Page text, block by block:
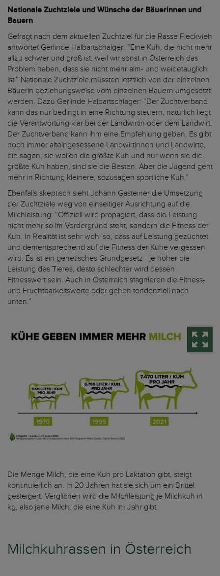
Nationale Zuchtziele und Wünsche der Bäuerinnen und
Bauern
Gefragt nach dem aktuellen Zuchtziel für die Rasse Fleckvieh
antwortet Gerlinde Halbartschalger: ”Eine Kuh, die nicht mehr
allzu schwer und groß ist, weil wir sonst in Österreich das
Problem haben, dass sie nicht mehr alm- und weidetauglich
ist.” Nationale Zuchtziele müssten letztlich von der einzelnen
Bäuerin beziehungsweise vom einzelnen Bauern umgesetzt
werden. Dazu Gerlinde Halbartschlager: “Der Zuchtverband
kann das nur bedingt in eine Richtung steuern, natürlich liegt
die Verantwortung klar bei der Landwirtin oder dem Landwirt.
Der Zuchtverband kann ihm eine Empfehlung geben. Es gibt
noch immer alteingesessene Landwirtinnen und Landwirte,
die sagen, sie wollen die größte Kuh und nur wenn sie die
größte Kuh haben, sind sie die Besten. Aber die Jugend geht
mehr in Richtung kleinere, sozusagen sportliche Kuh.”
Ebenfalls skeptisch sieht Johann Gasteiner die Umsetzung
der Zuchtziele weg von einseitiger Ausrichtung auf die
Milchleistung: “Offiziell wird propagiert, dass die Leistung
nicht mehr so im Vordergrund steht, sondern die Fitness der
Kuh. In Realität ist sehr wohl so, dass auf Leistung gezüchtet
und dementsprechend auf die Fitness der Kühe vergessen
wird. Es ist ein genetisches Grundgesetz - je höher die
Leistung des Tieres, desto schlechter wird dessen
Fitnesswert sein. Auch in Österreich stagnieren die Fitness-
und Fruchtbarkeitswerte oder gehen tendenziell nach
unten.”
Die Menge Milch, die eine Kuh pro Laktation gibt, steigt
kontinuierlich an. In 20 Jahren hat sie sich um ein Drittel
gesteigert. Verglichen wird die Milchleistung je Milchkuh in
kg, also jene Milch, die eine Kuh im Jahr gibt.
Milchkuhrassen in Österreich